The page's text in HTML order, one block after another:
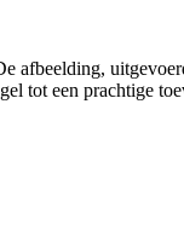
tot een prachtige